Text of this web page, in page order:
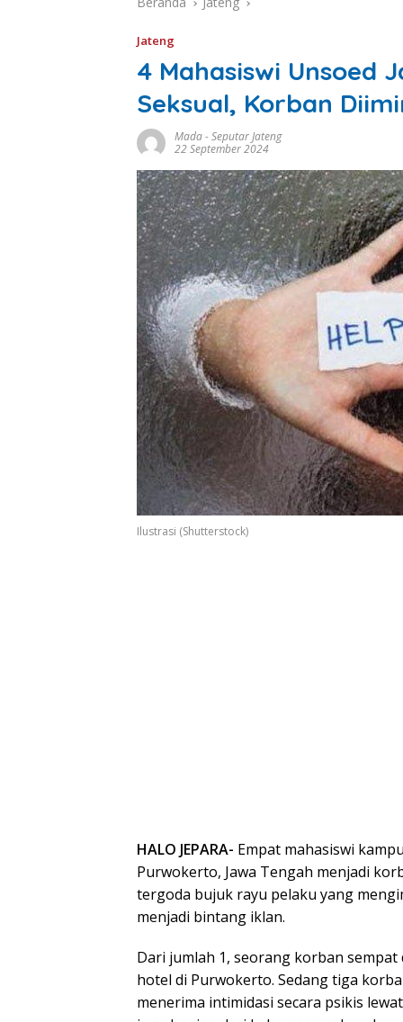
Jateng
4 Mahasiswi Unsoed
Seksual, Korban
Mada-Seputar Jateng
22 September 2024
Ilustrasi (Shutterstock)
HALO JEPARA- Empat mahasiswi
Purwokerto, Jawa Tengah menjadi
tergoda bujuk rayu pelaku yang
menjadi bintang iklan.
Dari jumlah 1, seorang korban
hotel di Purwokerto. Sedang tiga
menerima intimidasi secara psikis